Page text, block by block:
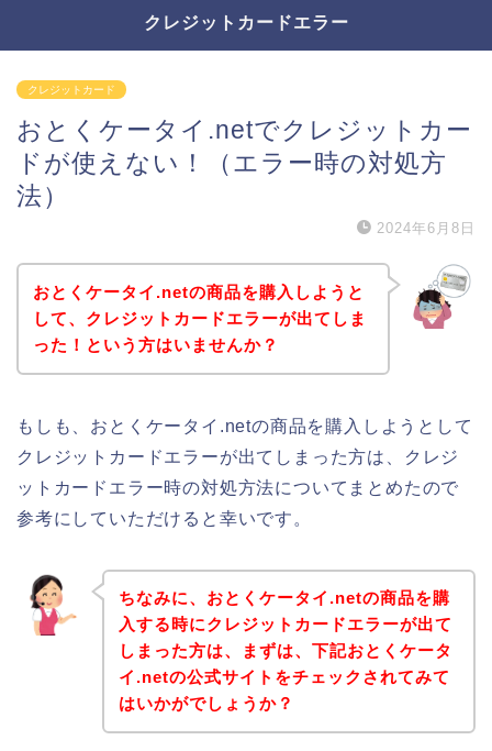
クレジットカードエラー
クレジットカード
おとくケータイ.netでクレジットカー
ドが使えない！（エラー時の対処方
法）
2024年6月8日
おとくケータイ.netの商品を購入しようと
して、クレジットカードエラーが出てしま
った！という方はいませんか？
もしも、おとくケータイ.netの商品を購入しようとして
クレジットカードエラーが出てしまった方は、クレジ
ットカードエラー時の対処方法についてまとめたので
参考にしていただけると幸いです。
ちなみに、おとくケータイ.netの商品を購
入する時にクレジットカードエラーが出て
しまった方は、まずは、下記おとくケータ
イ.netの公式サイトをチェックされてみて
はいかがでしょうか？